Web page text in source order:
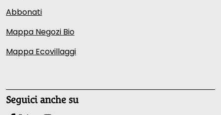
Abbonati
Mappa Negozi Bio
Mappa Ecovillaggi
Seguici anche su